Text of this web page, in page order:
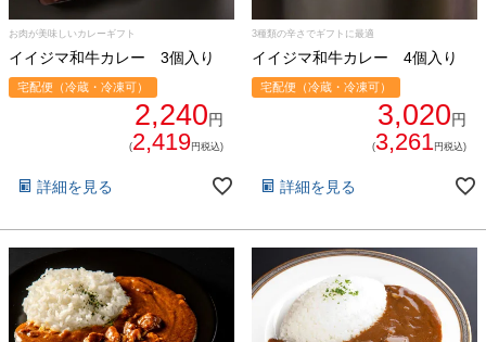
029-254-2441
受付：9:00～17:30 (日曜日を除く)
お肉が美味しいカレーギフト
イイジマ和牛カレー 3個入り
宅配便（冷蔵・冷凍可）
2,240円
(2,419円税込)
詳細を見る
3種類の辛さでギフトに最適
イイジマ和牛カレー 4個入り
宅配便（冷蔵・冷凍可）
3,020円
(3,261円税込)
詳細を見る